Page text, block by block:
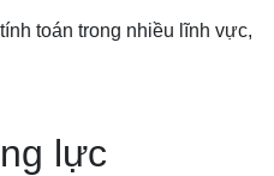
toán trong nhiều lĩnh vực,
lực